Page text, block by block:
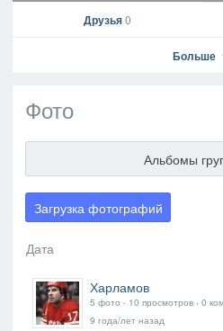
В друзья
Друзья0
Больше
Фото
Альбомы
Загрузка фотографий
Харламов
5 фото ‧ 10 просмотров ‧ 0
9 года/лет назад